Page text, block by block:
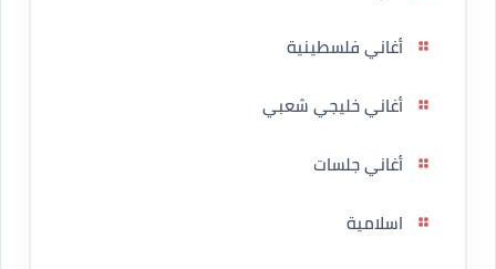
أغاني فلسطينية
أغاني خليجي شعبي
أغاني جلسات
اسلامية